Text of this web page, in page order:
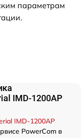
параметрам
IMD-1200AP
IMD-1200AP
PowerCom в